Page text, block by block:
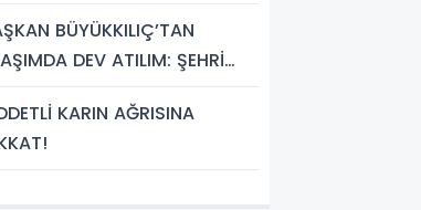
Değerlendirmesinde
Zekâ Dönemi
BÜYÜKKILIÇ’TAN
DEV ATILIM: ŞEHRİ
KARIN AĞRISINA